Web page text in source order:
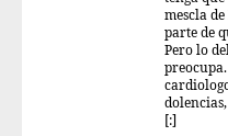
mescla
parte de
Pero lo
[:]